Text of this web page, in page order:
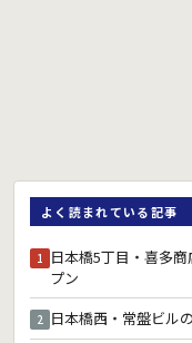
よく読まれている記事
1
日本橋5丁目・喜多
プン
2 日本橋西・常盤ビル